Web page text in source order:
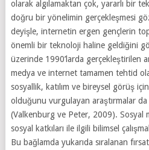
olarak algılamaktan çok, yararlı bir
doğru bir yönelimin gerçekleşmesi
deyişle, internetin ergen gençlerin
önemli bir teknoloji haline geldiğini
üzerinde 1990’larda gerçekleştirilen
medya ve internet tamamen tehtid
sosyallik, katılım ve bireysel görüş
olduğunu vurgulayan araştırmalar
(Valkenburg ve Peter, 2009). Sosyal
sosyal katkıları ile ilgili bilimsel
Bu bağlamda yukarıda sıralanan